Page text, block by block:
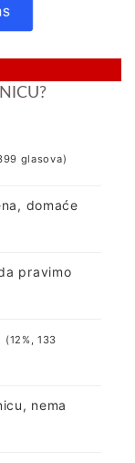
glasova)
domaće
pravimo
(12%, 133
nema